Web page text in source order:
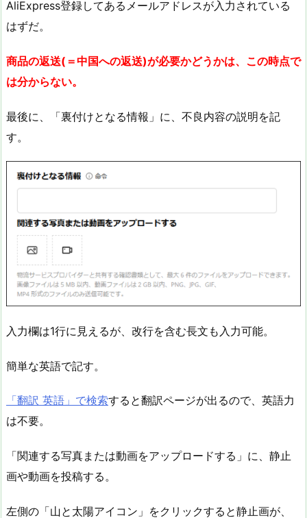
AliExpress登録してあるメールアドレスが入力されている
はずだ。
商品の返送(＝中国への返送)が必要かどうかは、この時点で
は分からない。
最後に、「裏付けとなる情報」に、不良内容の説明を記
す。
入力欄は1行に見えるが、改行を含む長文も入力可能。
簡単な英語で記す。
「翻訳 英語」で検索すると翻訳ページが出るので、英語力
は不要。
「関連する写真または動画をアップロードする」に、静止
画や動画を投稿する。
左側の「山と太陽アイコン」をクリックすると静止画が、